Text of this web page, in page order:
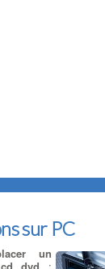
sur PC
un